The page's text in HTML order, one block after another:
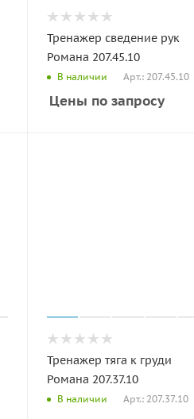
Тренажер сведение рук
Романа 207.45.10
В наличии Арт.: 207.45.10
Цены по запросу
Тренажер тяга к груди
Романа 207.37.10
В наличии Арт.: 207.37.10